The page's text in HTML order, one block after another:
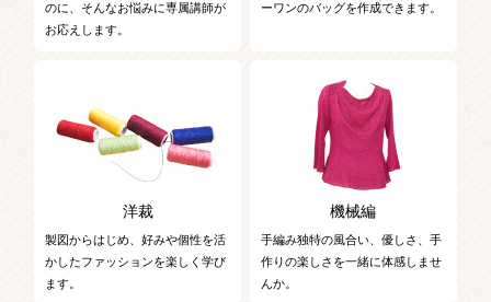
のに、そんなお悩みに専属講師が
お応えします。
ーワンのバッグを作成できます。
洋裁
製図からはじめ、好みや個性を活
かしたファッションを楽しく学び
ます。
機械編
手編み独特の風合い、優しさ、手
作りの楽しさを一緒に体感しませ
んか。